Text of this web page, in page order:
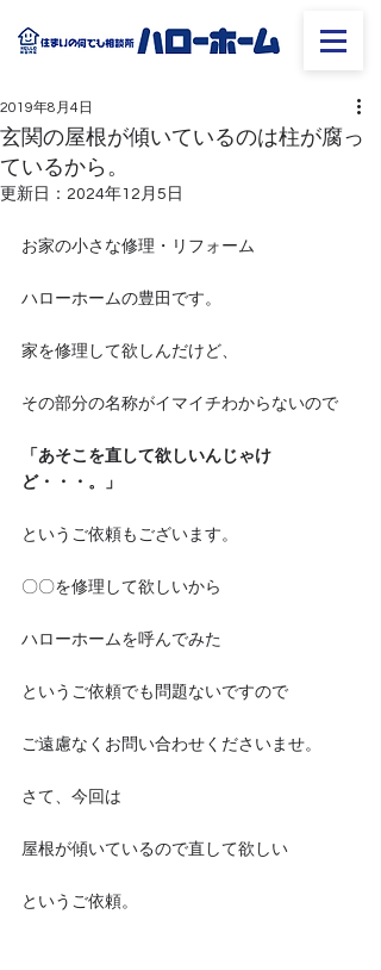
玄関の屋根が傾いているのは柱が腐っ
ているから。
2019年8月4日
更新日： 2024年12月5日
お家の小さな修理・リフォーム
ハローホームの豊田です。
家を修理して欲しんだけど、
その部分の名称がイマイチわからないので
「あそこを直して欲しいんじゃけ
ど・・・。」
というご依頼もございます。
〇〇を修理して欲しいから
ハローホームを呼んでみた
というご依頼でも問題ないですので
ご遠慮なくお問い合わせくださいませ。
さて、今回は
屋根が傾いているので直して欲しい
というご依頼。